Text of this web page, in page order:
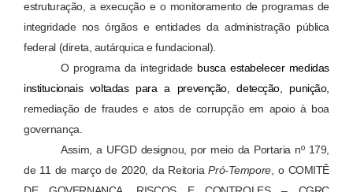
estruturação, a execução e o monitoramento de programas de
integridade nos órgãos e entidades da administração pública
federal (direta, autárquica e fundacional).
O programa da integridade busca estabelecer medidas
institucionais voltadas para a prevenção, detecção, punição,
remediação de fraudes e atos de corrupção em apoio à boa
governança.
Assim, a UFGD designou, por meio da Portaria nº 179,
de 11 de março de 2020, da Reitoria Pró-Tempore, o COMITÊ